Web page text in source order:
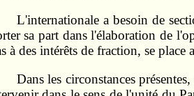
L'internationale a besoin de
sa part dans l'élaboration de
à des intérêts de fraction, se
Dans les circonstances